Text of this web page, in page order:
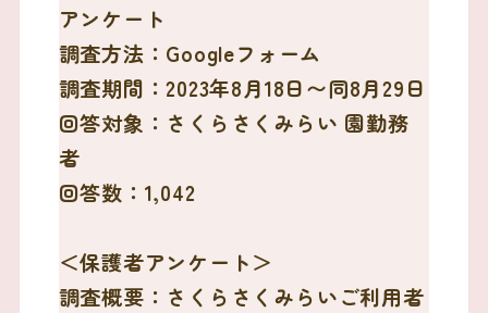
アンケート
調査方法：Googleフォーム
調査期間：2023年8月18日〜同8月29日
回答対象：さくらさくみらい 園勤務
者
回答数：1,042
＜保護者アンケート＞
調査概要：さくらさくみらいご利用者